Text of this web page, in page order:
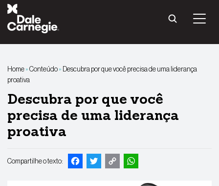
Pular
conteúdo
Home»Conteúdo» Descubra por que você precisa de uma liderança
proativa
Descubra por que você
precisa de uma liderança
proativa
Compartilhe o texto: Facebook
Twitter
CopyWhatsApp